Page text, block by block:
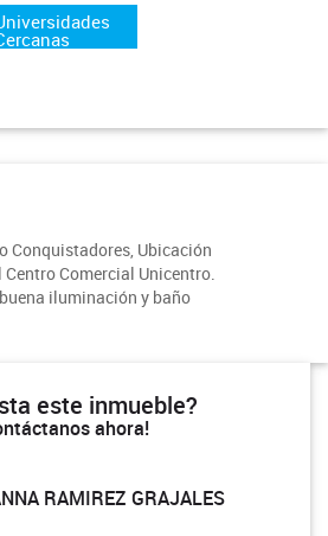
Conquistadores, Ubicación
Comercial Unicentro.
iluminación y baño
este inmueble?
ahora!
RAMIREZ GRAJALES